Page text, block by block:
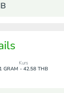
Kurs
1 GRAM - 42.58 THB